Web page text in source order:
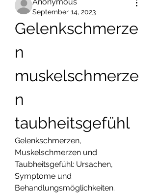
September 14, 2023
Gelenkschmerze
n
muskelschmerze
n
taubheitsgefühl
Gelenkschmerzen,
Muskelschmerzen und
Taubheitsgefühl: Ursachen,
Symptome und
Behandlungsmöglichkeiten.